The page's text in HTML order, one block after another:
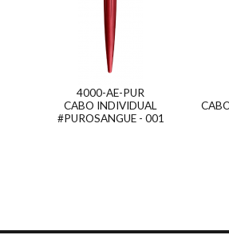
4000-AE-PUR
CABO INDIVIDUAL
#PUROSANGUE - 001